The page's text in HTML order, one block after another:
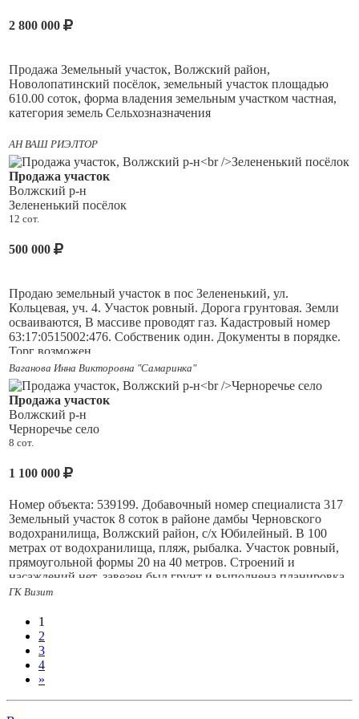
урожаями !!Отличные подъездные пути( улица
заасфальтированная). Охрана, в доме установлено
гараж, в котором есть место и для автомобиля и для садового
инвентаря!! Участок ровный, прямоугольный, находится в
двух минутах ходьбы до озера. Не затапливается!! Соседи
живут, некоторые круглогодично. Документы оформлены,
долгов нет.Рекомендую к просмотру!!Торг обсуждаем.
2 800 000
Продажа Земельный участок, Волжский район,
Новолопатинский посёлок, земельный участок площадью
610.00 соток, форма владения земельным участком частная,
категория земель Сельхозназначения
Кадастровый номер 63:17:0606002:477
АН ВАШ РИЭЛТОР
Продажа участок
Волжский р-н
Зелененький посёлок
12 сот.
500 000
Продаю земельный участок в пос Зелененький, ул.
Кольцевая, уч. 4. Участок ровный. Дорога грунтовая. Земли
осваиваются, В массиве проводят газ. Кадастровый номер
63:17:0515002:476. Собственик один. Документы в порядке.
Торг возможен.
Ваганова Инна Викторовна "Самаринка"
Продажа участок
Волжский р-н
Черноречье село
8 сот.
1 100 000
Номер объекта: 539199. Добавочный номер специалиста 317
Земельный участок 8 соток в районе дамбы Черновского
водохранилища, Волжский район, с/х Юбилейный. В 100
метрах от водохранилища, пляж, рыбалка. Участок ровный,
прямоугольной формы 20 на 40 метров. Строений и
насаждений нет, завезен был грунт и выполнена планировка,
есть отчет по геологии. В 2025 году сделан по периметру
Электричество круглогодичное подведено счетчик на столбе
установлен. Соседи проживают круглогодично, дороги
зимой расчищены. Участок в собственности, межевание есть.
Расположение участка хорошее, всего в 15 км от пл. Кирова
г. Самара. Ответственность агентства при осуществлении
ГК Визит
1
2
3
4
»